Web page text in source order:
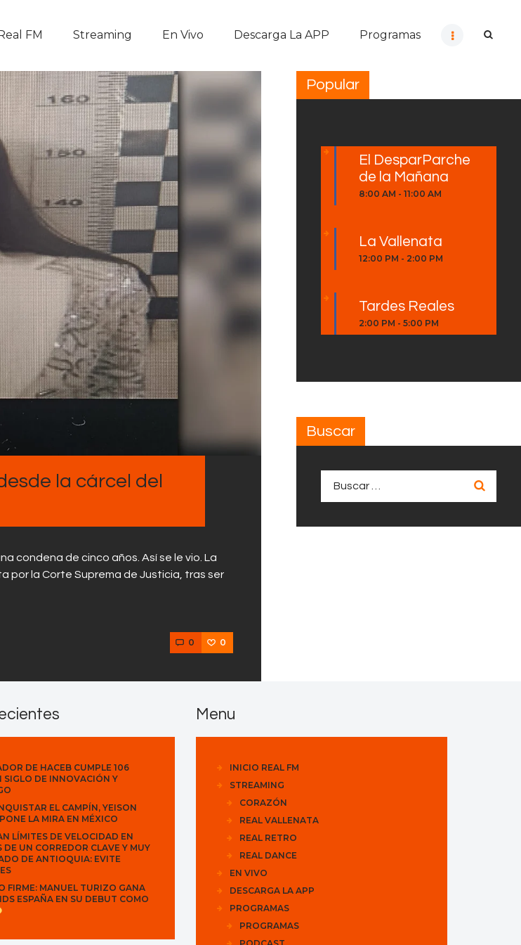
FM Streaming En Vivo Descarga La APP Programas
APP
la cárcel del
condena de cinco años. Así se le vio. La
por la Corte Suprema de Justicia, tras ser
0 0
Popular
El DesparParche
de la Mañana
8:00 AM -11:00 AM
La Vallenata
12:00 PM - 2:00 PM
Tardes Reales
2:00 PM -5:00 PM
Buscar
DE HACEB CUMPLE 106
SIGLO DE INNOVACIÓN Y
EL CAMPÍN, YEISON
LA MIRA EN MÉXICO
LÍMITES DE VELOCIDAD EN
DE UN CORREDOR CLAVE Y MUY
DE ANTIOQUIA: EVITE
FIRME: MANUEL TURIZO GANA
ESPAÑA EN SU DEBUT COMO
Menu
INICIO REAL FM
STREAMING
CORAZÓN
REAL VALLENATA
REAL RETRO
REAL DANCE
EN VIVO
DESCARGA LA APP
PROGRAMAS
PROGRAMAS